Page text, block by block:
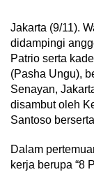
Jakarta (9/11).
didampingi
Patrio serta
(Pasha Ungu),
Senayan,
disambut oleh
Santoso
Dalam
kerja berupa “8